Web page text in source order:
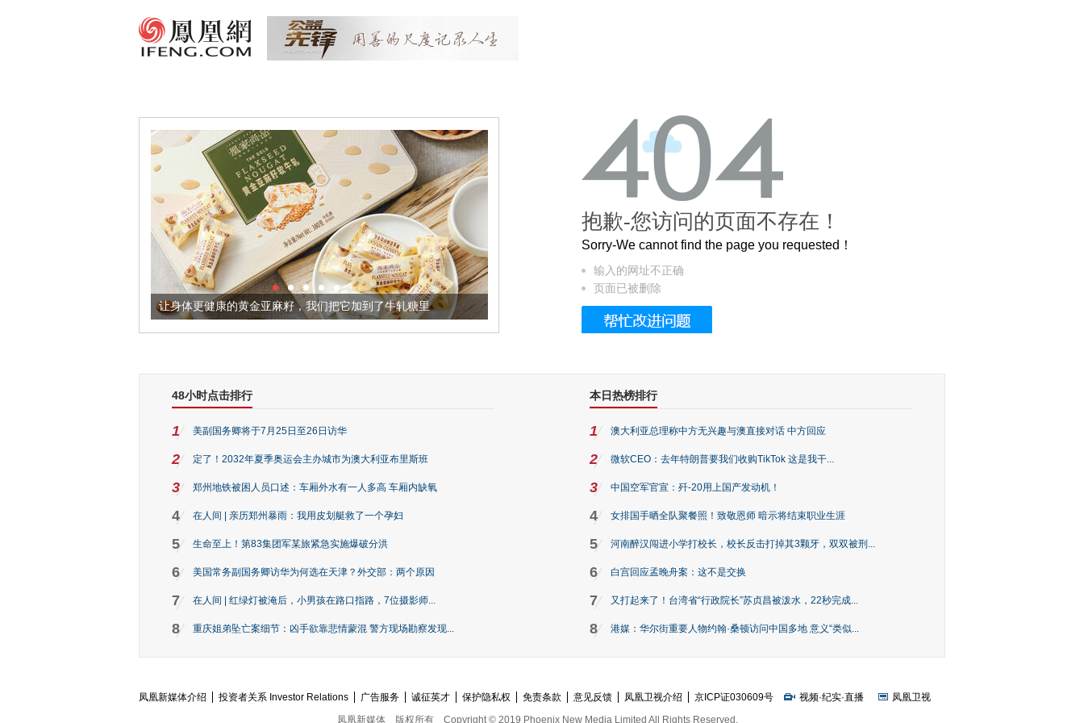
让身体更健康的黄金亚麻籽，我们把它加到了牛轧糖里 被列入佛家七宝的它到底有多美？
抱歉-您访问的页面不存在！
Sorry-We cannot find the page you requested！
输入的网址不正确
页面已被删除
48小时点击排行
1 美副国务卿将于7月25日至26日访华
2 定了！2032年夏季奥运会主办城市为澳大利亚布里斯班
3 郑州地铁被困人员口述：车厢外水有一人多高 车厢内缺氧
4 在人间 | 亲历郑州暴雨：我用皮划艇救了一个孕妇
5 生命至上！第83集团军某旅紧急实施爆破分洪
6 美国常务副国务卿访华为何选在天津？外交部：两个原因
7 在人间 | 红绿灯被淹后，小男孩在路口指路，7位摄影师...
8 重庆姐弟坠亡案细节：凶手欲靠悲情蒙混 警方现场勘察发现...
本日热榜排行
1 澳大利亚总理称中方无兴趣与澳直接对话 中方回应
2 微软CEO：去年特朗普要我们收购TikTok 这是我干...
3 中国空军官宣：歼-20用上国产发动机！
4 女排国手晒全队聚餐照！致敬恩师 暗示将结束职业生涯
5 河南醉汉闯进小学打校长，校长反击打掉其3颗牙，双双被刑...
6 白宫回应孟晚舟案：这不是交换
7 又打起来了！台湾省“行政院长”苏贞昌被泼水，22秒完成...
8 港媒：华尔街重要人物约翰·桑顿访问中国多地 意义“类似...
凤凰新媒体介绍 投资者关系 Investor Relations 广告服务 诚征英才 保护隐私权 免责条款 意见反馈 凤凰卫视介绍 京ICP证030609号 视频·纪实·直播
凤凰卫视
凤凰新媒体
版权所有 Copyright © 2019 Phoenix New Media Limited All Rights Reserved.